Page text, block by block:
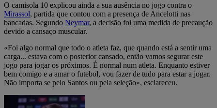
O camisola 10 explicou ainda a sua ausência no jogo contra o
Mirassol, partida que contou com a presença de Ancelotti nas
bancadas. Segundo Neymar, a decisão foi uma medida de precaução
devido a cansaço muscular.
«Foi algo normal que todo o atleta faz, que quando está a sentir uma
carga... estava com o posterior cansado, então vamos segurar este
jogo para jogar os próximos. É normal num atleta. Enquanto estiver
bem comigo e a amar o futebol, vou fazer de tudo para estar a jogar.
Não importa se pelo Santos ou pela seleção», esclareceu.